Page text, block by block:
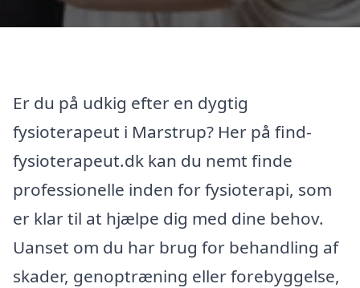
Er du på udkig efter en dygtig
fysioterapeut i Marstrup? Her på find-
fysioterapeut.dk kan du nemt finde
professionelle inden for fysioterapi, som
er klar til at hjælpe dig med dine behov.
Uanset om du har brug for behandling af
skader, genoptræning eller forebyggelse,